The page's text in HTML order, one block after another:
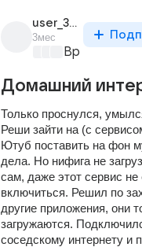
user_302788090
3мес
Время
Домашний
Только проснулся,
Реши зайти на (с
Ютуб поставить на фон
дела. Но нифига не
сам, даже этот сервис не
включиться. Решил по
другие приложения, они
загружаются.
соседскому интернету и